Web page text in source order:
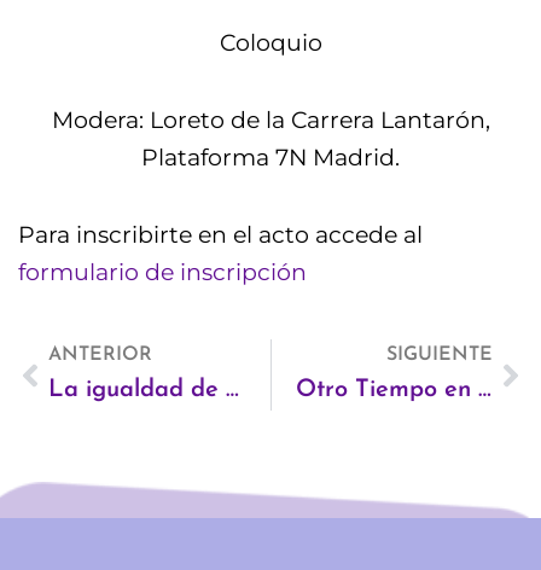
Coloquio
Modera: Loreto de la Carrera Lantarón,
Plataforma 7N Madrid.
Para inscribirte en el acto accede al
formulario de inscripción
AntANTERIOR
La igualdad de género y el empoderamiento de las mujeres. Mensaje de Ban Ki-moon
SIGUIENTE
Otro Tiempo en la IV Feria de Economía Social y Solidaria de Madrid